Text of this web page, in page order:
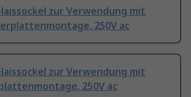
zur Verwendung mit
250V ac
zur Verwendung mit
250V ac